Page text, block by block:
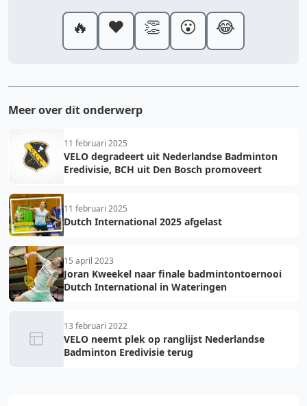
🔥 ❤️ 👏 😮 😂
Meer over dit onderwerp
11 februari 2025
VELO degradeert uit Nederlandse Badminton
Eredivisie, BCH uit Den Bosch promoveert
11 februari 2025
Dutch International 2025 afgelast
15 april 2023
Joran Kweekel naar finale badmintontoernooi
Dutch International in Wateringen
13 februari 2022
VELO neemt plek op ranglijst Nederlandse
Badminton Eredivisie terug